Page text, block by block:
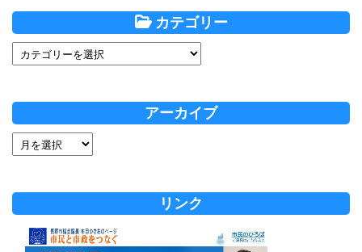
カテゴリー
アーカイブ
リンク